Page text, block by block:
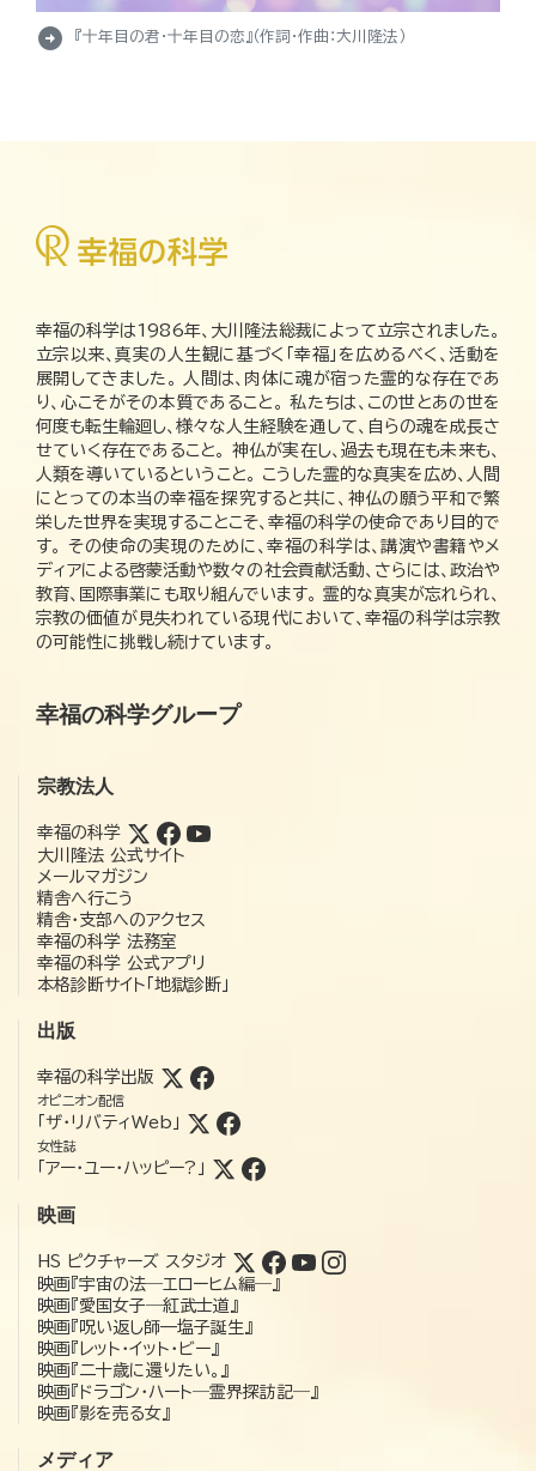
arrow_circle_right 『十年目の君・十年目の恋』（作詞・作曲：大川隆法）
幸福の科学は1986年、大川隆法総裁によって立宗されました。
立宗以来、真実の人生観に基づく「幸福」を広めるべく、活動を
展開してきました。 人間は、肉体に魂が宿った霊的な存在であ
り、心こそがその本質であること。 私たちは、この世とあの世を
何度も転生輪廻し、様々な人生経験を通して、自らの魂を成長さ
せていく存在であること。 神仏が実在し、過去も現在も未来も、
人類を導いているということ。 こうした霊的な真実を広め、人間
にとっての本当の幸福を探究すると共に、神仏の願う平和で繁
栄した世界を実現することこそ、幸福の科学の使命であり目的で
す。 その使命の実現のために、幸福の科学は、講演や書籍やメ
ディアによる啓蒙活動や数々の社会貢献活動、さらには、政治や
教育、国際事業にも取り組んでいます。 霊的な真実が忘れられ、
宗教の価値が見失われている現代において、幸福の科学は宗教
の可能性に挑戦し続けています。
幸福の科学グループ
宗教法人
幸福の科学
大川隆法 公式サイト
メールマガジン
精舎へ行こう
精舎・支部へのアクセス
幸福の科学 法務室
幸福の科学 公式アプリ
本格診断サイト「地獄診断」
出版
幸福の科学出版
オピニオン配信
「ザ・リバティWeb」
女性誌
「アー・ユー・ハッピー?」
映画
HS ピクチャーズ スタジオ
映画『宇宙の法―エローヒム編―』
映画『愛国女子―紅武士道』
映画『呪い返し師—塩子誕生』
映画『レット・イット・ビー』
映画『二十歳に還りたい。』
映画『ドラゴン・ハート―霊界探訪記―』
映画『影を売る女』
メディア